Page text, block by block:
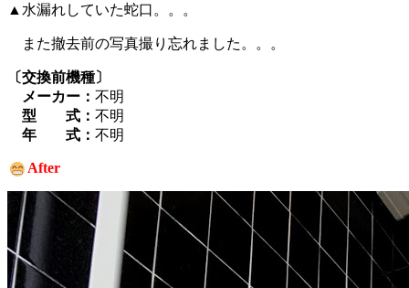
▲水漏れしていた蛇口。。。
また撤去前の写真撮り忘れました。。。
〔交換前機種〕
メーカー： 不明
型 式： 不明
年 式： 不明
After